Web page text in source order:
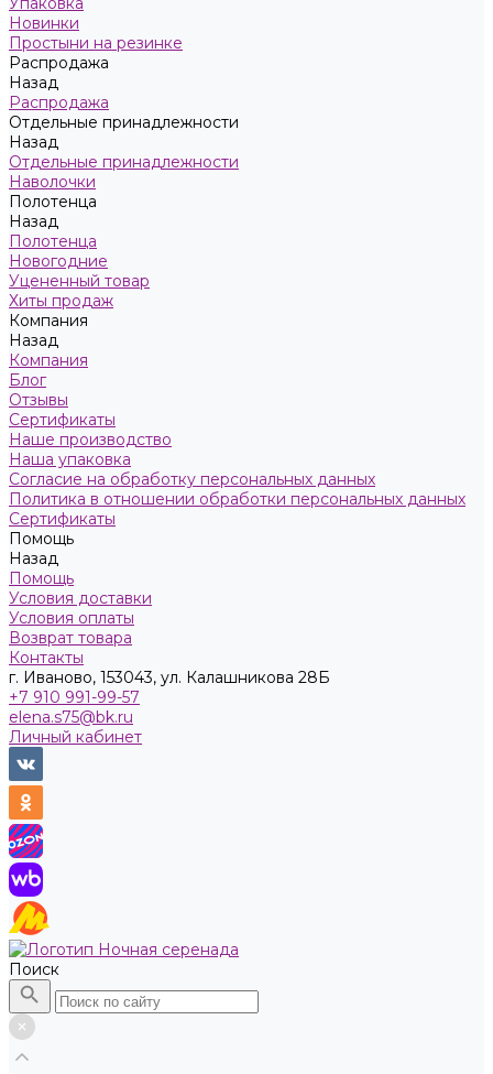
Новинки
Простыни на резинке
Распродажа
Назад
Распродажа
Отдельные принадлежности
Назад
Отдельные принадлежности
Наволочки
Полотенца
Назад
Полотенца
Новогодние
Уцененный товар
Хиты продаж
Компания
Назад
Компания
Блог
Отзывы
Сертификаты
Наше производство
Наша упаковка
Согласие на обработку персональных данных
Политика в отношении обработки персональных данных
Сертификаты
Помощь
Назад
Помощь
Условия доставки
Условия оплаты
Возврат товара
Контакты
г. Иваново, 153043, ул. Калашникова 28Б
+7 910 991-99-57
elena.s75@bk.ru
Личный кабинет
Поиск